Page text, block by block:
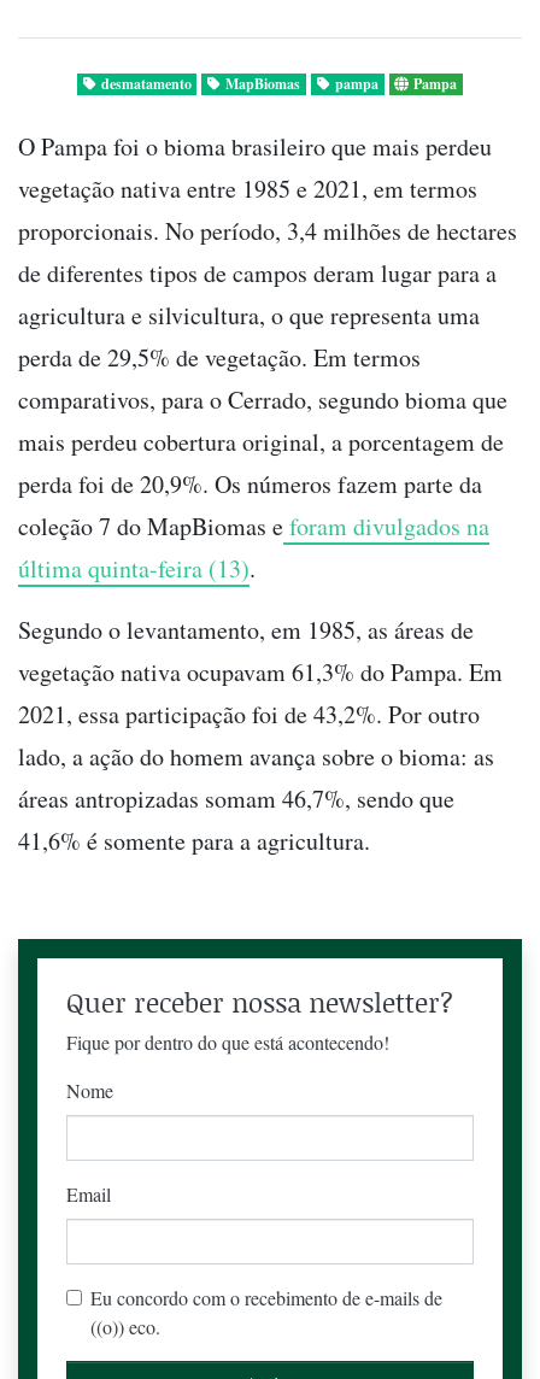
desmatamento MapBiomas pampa Pampa
O Pampa foi o bioma brasileiro que mais perdeu
vegetação nativa entre 1985 e 2021, em termos
proporcionais. No período, 3,4 milhões de hectares
de diferentes tipos de campos deram lugar para a
agricultura e silvicultura, o que representa uma
perda de 29,5% de vegetação. Em termos
comparativos, para o Cerrado, segundo bioma que
mais perdeu cobertura original, a porcentagem de
perda foi de 20,9%. Os números fazem parte da
coleção 7 do MapBiomas eforam divulgados na
última quinta-feira (13).
Segundo o levantamento, em 1985, as áreas de
vegetação nativa ocupavam 61,3% do Pampa. Em
2021, essa participação foi de 43,2%. Por outro
lado, a ação do homem avança sobre o bioma: as
áreas antropizadas somam 46,7%, sendo que
41,6% é somente para a agricultura.
Quer receber nossa newsletter?
Fique por dentro do que está acontecendo!
Nome
Email
Eu concordo com o recebimento de e-mails de
((o)) eco.